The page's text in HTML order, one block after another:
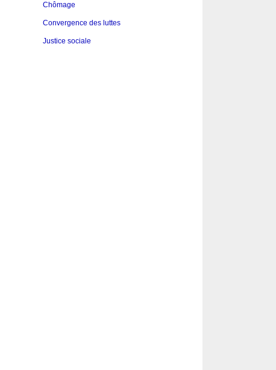
Chômage
Convergence des luttes
Justice sociale